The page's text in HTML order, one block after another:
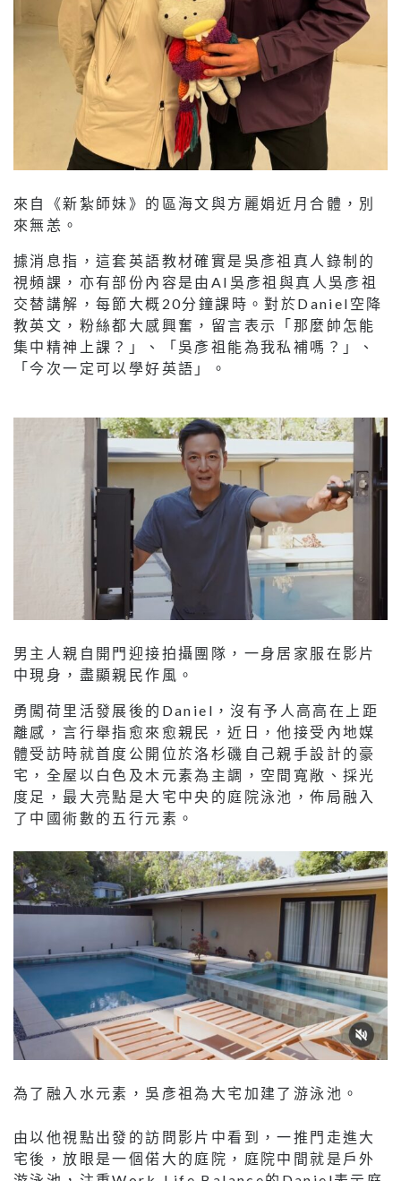
來自《新紮師妹》的區海文與方麗娟近月合體，別
來無恙。
據消息指，這套英語教材確實是吳彥祖真人錄制的
視頻課，亦有部份內容是由AI吳彥祖與真人吳彥祖
交替講解，每節大概20分鐘課時。對於Daniel空降
教英文，粉絲都大感興奮，留言表示「那麼帥怎能
集中精神上課？」、「吳彥祖能為我私補嗎？」、
「今次一定可以學好英語」。
男主人親自開門迎接拍攝團隊，一身居家服在影片
中現身，盡顯親民作風。
勇闖荷里活發展後的Daniel，沒有予人高高在上距
離感，言行舉指愈來愈親民，近日，他接受內地媒
體受訪時就首度公開位於洛杉磯自己親手設計的豪
宅，全屋以白色及木元素為主調，空間寬敞、採光
度足，最大亮點是大宅中央的庭院泳池，佈局融入
了中國術數的五行元素。
為了融入水元素，吳彥祖為大宅加建了游泳池。
由以他視點出發的訪問影片中看到，一推門走進大
宅後，放眼是一個偌大的庭院，庭院中間就是戶外